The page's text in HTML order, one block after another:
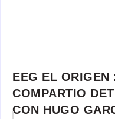
EEG EL ORIGEN
COMPARTIO
CON HUGO